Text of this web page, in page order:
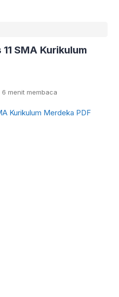
SMA Kurikulum
6 menit membaca